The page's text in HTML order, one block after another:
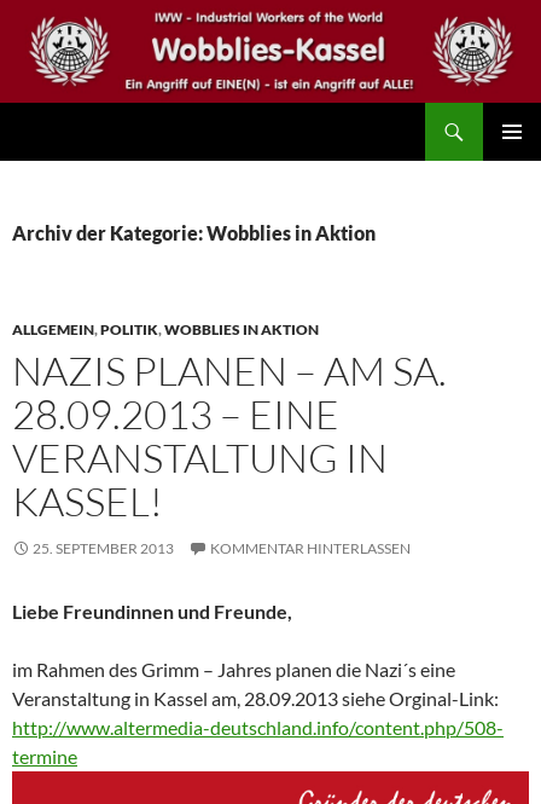
Inhalt
springen
Archiv der Kategorie: Wobblies in Aktion
ALLGEMEIN,POLITIK,WOBBLIES IN AKTION
NAZIS PLANEN – AM SA.
28.09.2013 – EINE
VERANSTALTUNG IN
KASSEL!
25. SEPTEMBER 2013 KOMMENTAR HINTERLASSEN
Liebe Freundinnen und Freunde,
im Rahmen des Grimm – Jahres planen die Nazi´s eine
Veranstaltung in Kassel am, 28.09.2013 siehe Orginal-Link:
http://www.altermedia-deutschland.info/content.php/508-
termine